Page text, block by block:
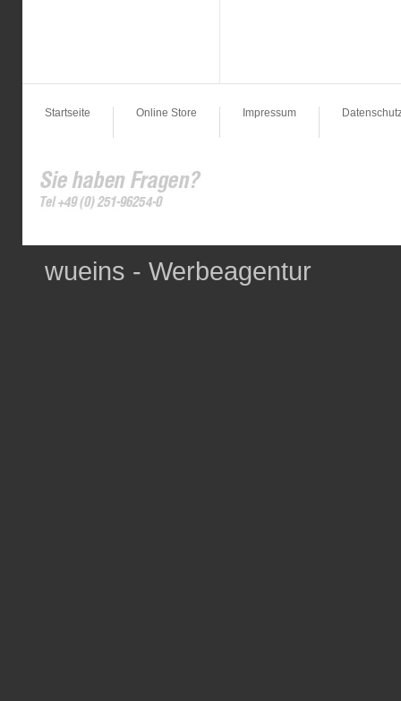
Startseite Online Store Impressum
wueins - Werbeagentur